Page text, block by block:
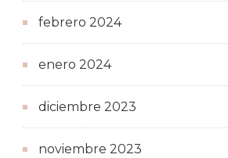
febrero 2024
enero 2024
diciembre 2023
noviembre 2023